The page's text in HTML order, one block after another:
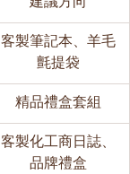
客製筆記本、羊毛
氈提袋
精品禮盒套組
客製化工商日誌、
品牌禮盒